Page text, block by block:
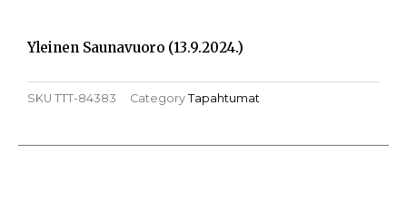
Yleinen Saunavuoro (13.9.2024.)
SKU TTT-84383 Category Tapahtumat